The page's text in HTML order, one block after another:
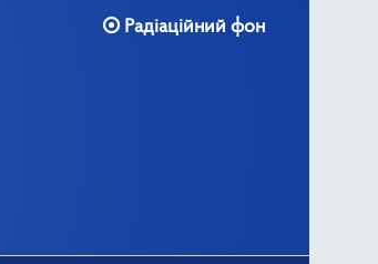
Радіаційний фон